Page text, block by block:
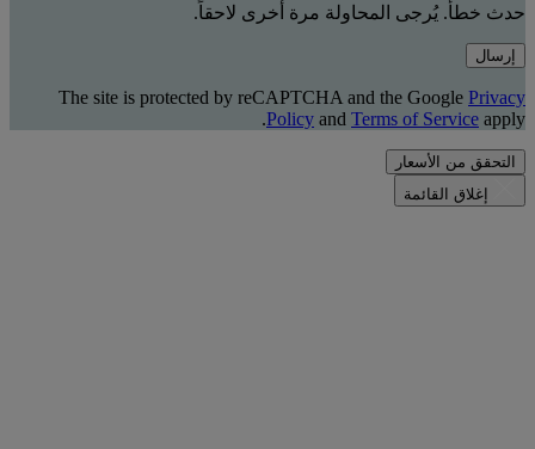
حدث خطأ. يُرجى المحاولة مرة أخرى لاحقاً.
إرسال
The site is protected by reCAPTCHA and the Google Privacy
Policy and Terms of Service apply.
التحقق من الأسعار
إغلاق القائمة